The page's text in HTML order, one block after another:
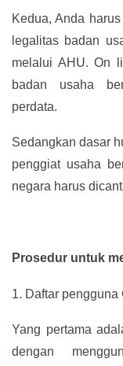
Kedua, Anda
legalitas badan
melalui AHU. On
badan usaha
perdata.
Sedangkan dasar
penggiat usaha
negara harus
Prosedur untuk
1. Daftar pengguna
Yang pertama
dengan